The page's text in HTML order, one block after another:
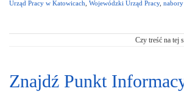
Urząd Pracy w Katowicach Wojewódzki Urząd Pracy,
Czy treść na tej
Znajdź Punkt